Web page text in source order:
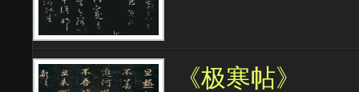
《极寒帖》